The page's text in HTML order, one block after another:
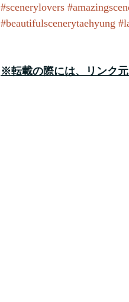
#scenerylovers
#beautifulscenerytaehyung
※転載の際には、リンク